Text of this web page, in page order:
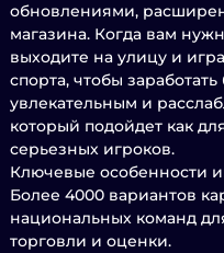
обновлениями,
магазина. Когда вам
выходите на улицу и
спорта, чтобы
увлекательным и
который подойдет как
серьезных игроков.
Ключевые особенности
Более 4000 вариантов
национальных команд
торговли и оценки.